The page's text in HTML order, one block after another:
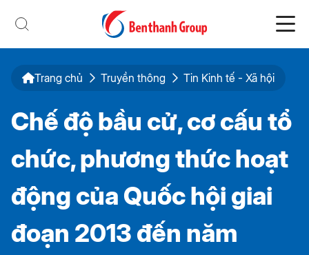
Trang chủ Truyền thông Tin Kinh tế - Xã hội
Chế độ bầu cử, cơ cấu tổ
chức, phương thức hoạt
động của Quốc hội giai
đoạn 2013 đến năm